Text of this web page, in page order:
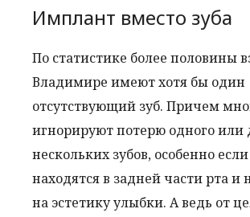
Имплант вместо зуба
По статистике более половины
Владимире имеют хотя бы один
отсутствующий зуб. Причем
игнорируют потерю одного или
нескольких зубов, особенно
находятся в задней части рта и
на эстетику улыбки. А ведь от